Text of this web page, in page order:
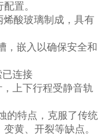
置。
酸玻璃制成，具有
，嵌入以确保安全和
连接
上下行程受静音轨
的特点，克服了传统
黄、开裂等缺点。